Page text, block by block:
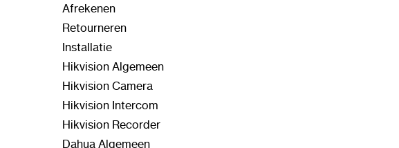
Afrekenen
Retourneren
Installatie
Hikvision Algemeen
Hikvision Camera
Hikvision Intercom
Hikvision Recorder
Dahua Algemeen